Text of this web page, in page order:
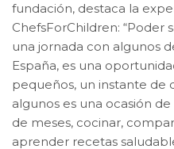
fundación, destaca la
ChefsForChildren: “Poder
una jornada con algunos
España, es una
pequeños, un instante de
algunos es una ocasión
de meses, cocinar,
aprender recetas